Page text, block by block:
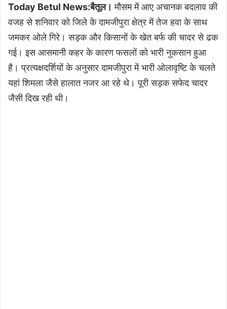
Today Betul News:बैतूल। मौसम में आए अचानक बदलाव की
वजह से शनिवार को जिले के दामजीपुरा क्षेत्र में तेज हवा के साथ
जमकर ओले गिरे। सड़क और किसानों के खेत बर्फ की चादर से ढक
गई। इस आसमानी कहर के कारण फसलों को भारी नुकसान हुआ
है। प्रत्यक्षदर्शियों के अनुसार दामजीपुरा में भारी ओलावृष्टि के चलते
यहां शिमला जैसे हालात नजर आ रहे थे। पूरी सड़क सफेद चादर
जैसी दिख रही थी।